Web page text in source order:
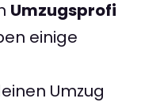
Umzugsprofi
einige
Umzug